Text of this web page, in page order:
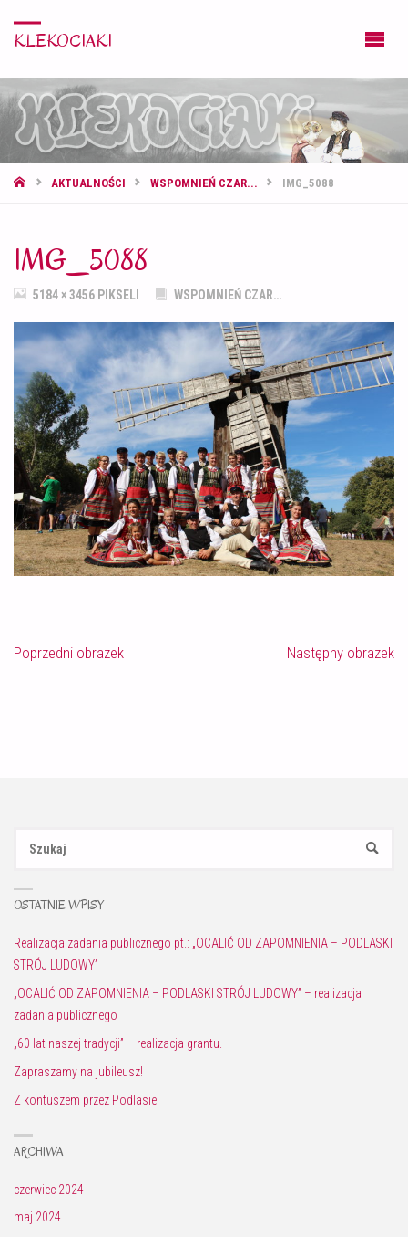
KLEKOCIAKI
STRONAAKTUALNOŚCI WSPOMNIEŃ CZAR... IMG_5088
IMG_5088
PEŁNY5184 × 3456 PIKSELI WSPOMNIEŃ CZAR…
Poprzedni obrazek Następny obrazek
SZUKAJ
OSTATNIE WPISY
Realizacja zadania publicznego pt.: „OCALIĆ OD ZAPOMNIENIA – PODLASKI
STRÓJ LUDOWY”
„OCALIĆ OD ZAPOMNIENIA – PODLASKI STRÓJ LUDOWY” – realizacja
zadania publicznego
„60 lat naszej tradycji” – realizacja grantu.
Zapraszamy na jubileusz!
Z kontuszem przez Podlasie
ARCHIWA
czerwiec 2024
maj 2024